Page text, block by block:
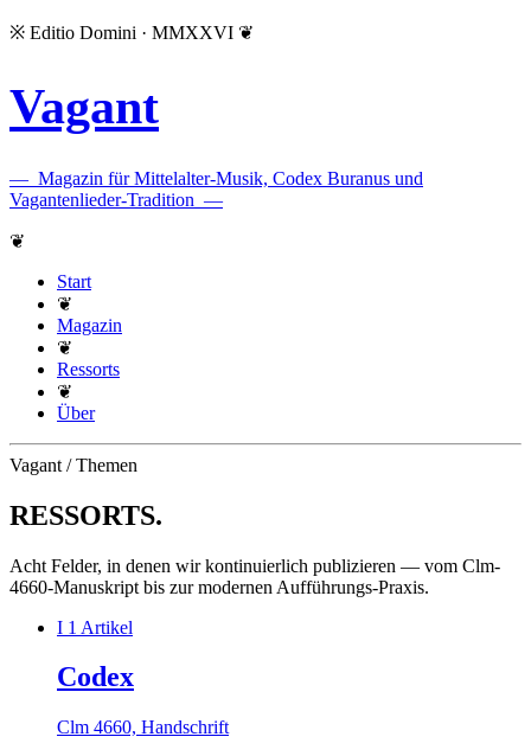
※ Editio Domini · MMXXVI ❦
Vagant
— Magazin für Mittelalter-Musik, Codex Buranus und
Vagantenlieder-Tradition —
❦
Start
❦
Magazin
❦
Ressorts
❦
Über
Vagant / Themen
RESSORTS.
Acht Felder, in denen wir kontinuierlich publizieren — vom Clm-
4660-Manuskript bis zur modernen Aufführungs-Praxis.
I 1 Artikel
Codex
Clm 4660, Handschrift